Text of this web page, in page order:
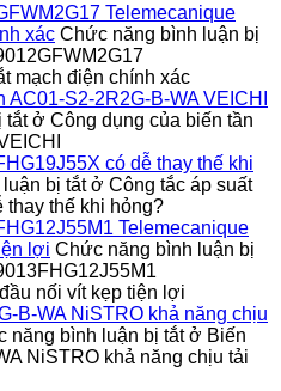
Telemecanique
xác Chức năng bình luận bị
mạch điện chính xác
S2-2R2G-B-WA VEICHI
tắtở Công dụng của biến tần
có dễ thay thế khi
bị tắtở Công tắc áp suất
thay thế khi hỏng?
Telemecanique
lợi Chức năng bình luận bị
nối vít kẹp tiện lợi
B-WA NiSTRO khả năng chịu
năng bình luận bị tắtở Biến
NiSTRO khả năng chịu tải